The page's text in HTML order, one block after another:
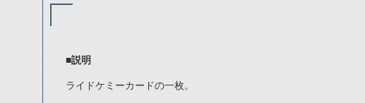
■説明
ライドケミーカードの一枚。